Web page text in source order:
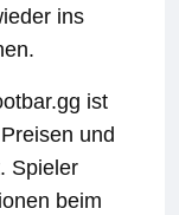
ins
ist
und
Spieler
beim